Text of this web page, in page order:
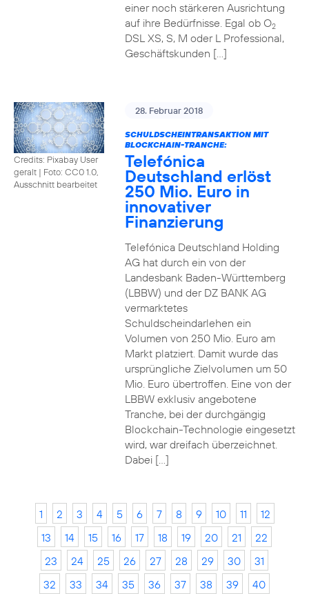
einer noch stärkeren Ausrichtung
auf ihre Bedürfnisse. Egal ob O2
DSL XS, S, M oder L Professional,
Geschäftskunden […]
Credits: Pixabay User
geralt | Foto: CC0 1.0,
Ausschnitt bearbeitet
28. Februar 2018
SCHULDSCHEINTRANSAKTION MIT
BLOCKCHAIN-TRANCHE:
Telefónica
Deutschland erlöst
250 Mio. Euro in
innovativer
Finanzierung
Telefónica Deutschland Holding
AG hat durch ein von der
Landesbank Baden-Württemberg
(LBBW) und der DZ BANK AG
vermarktetes
Schuldscheindarlehen ein
Volumen von 250 Mio. Euro am
Markt platziert. Damit wurde das
ursprüngliche Zielvolumen um 50
Mio. Euro übertroffen. Eine von der
LBBW exklusiv angebotene
Tranche, bei der durchgängig
Blockchain-Technologie eingesetzt
wird, war dreifach überzeichnet.
Dabei […]
1 2 3 4 5 6 7 8 9 10 11
12
13
14 15 16 17 18 19 20 21
22
23
24 25 26 27 28 29 30
31
32
33 34 35 36 37 38 39
40